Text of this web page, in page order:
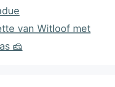
van Witloof met
🧀